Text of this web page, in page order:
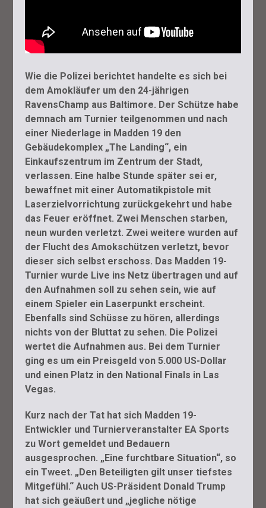
Wie die Polizei berichtet handelte es sich bei
dem Amokläufer um den 24-jährigen
RavensChamp aus Baltimore. Der Schütze habe
demnach am Turnier teilgenommen und nach
einer Niederlage in Madden 19 den
Gebäudekomplex „The Landing“, ein
Einkaufszentrum im Zentrum der Stadt,
verlassen. Eine halbe Stunde später sei er,
bewaffnet mit einer Automatikpistole mit
Laserzielvorrichtung zurückgekehrt und habe
das Feuer eröffnet. Zwei Menschen starben,
neun wurden verletzt. Zwei weitere wurden auf
der Flucht des Amokschützen verletzt, bevor
dieser sich selbst erschoss. Das Madden 19-
Turnier wurde Live ins Netz übertragen und auf
den Aufnahmen soll zu sehen sein, wie auf
einem Spieler ein Laserpunkt erscheint.
Ebenfalls sind Schüsse zu hören, allerdings
nichts von der Bluttat zu sehen. Die Polizei
wertet die Aufnahmen aus. Bei dem Turnier
ging es um ein Preisgeld von 5.000 US-Dollar
und einen Platz in den National Finals in Las
Vegas.
Kurz nach der Tat hat sich Madden 19-
Entwickler und Turnierveranstalter EA Sports
zu Wort gemeldet und Bedauern
ausgesprochen. „Eine furchtbare Situation“, so
ein Tweet. „Den Beteiligten gilt unser tiefstes
Mitgefühl.“ Auch US-Präsident Donald Trump
hat sich geäußert und „jegliche nötige